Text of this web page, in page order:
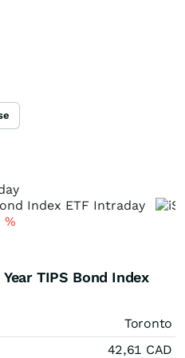
%
TIPS Bond Index
Toronto
42,61 CAD